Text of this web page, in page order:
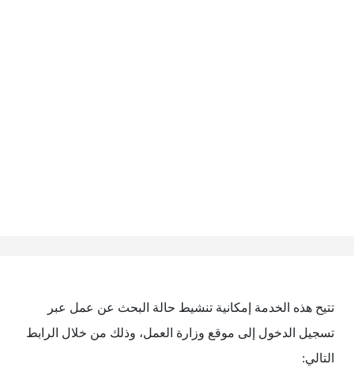
تتيح هذه الخدمة إمكانية تنشيط حالة البحث عن عمل عبر
تسجيل الدخول إلى موقع وزارة العمل، وذلك من خلال الرابط
التالي: